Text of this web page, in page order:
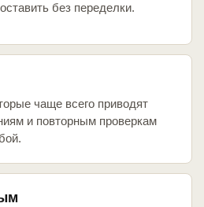
без переделки.
чаще всего приводят
и повторным проверкам